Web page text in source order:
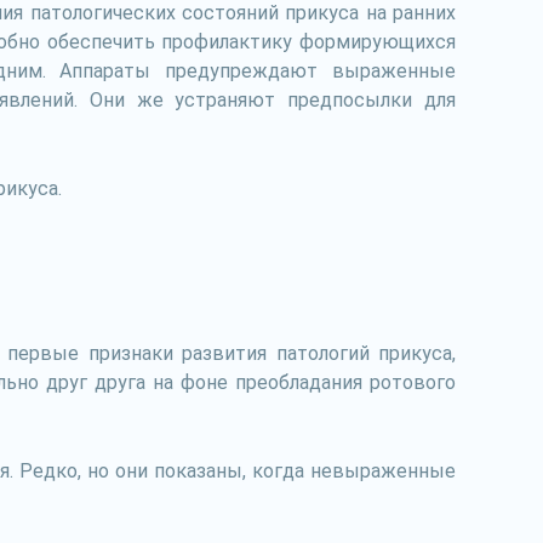
патологических состояний прикуса на ранних
обеспечить профилактику формирующихся
Аппараты предупреждают выраженные
Они же устраняют предпосылки для
признаки развития патологий прикуса,
друг друга на фоне преобладания ротового
Редко, но они показаны, когда невыраженные